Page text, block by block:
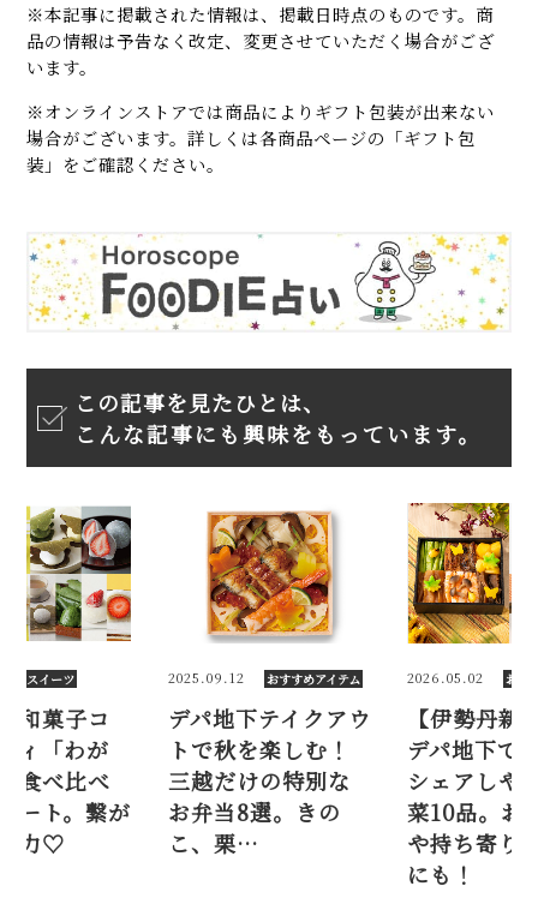
※本記事に掲載された情報は、掲載日時点のものです。商
品の情報は予告なく改定、変更させていただく場合がござ
います。
※オンラインストアでは商品によりギフト包装が出来ない
場合がございます。詳しくは各商品ページの「ギフト包
装」をご確認ください。
この記事を見たひとは、
こんな記事にも興味をもっています。
スイーツ
和菓子コ
ィ「わが
食べ比べ
ート。繋が
力♡
2025.09.12 おすすめアイテム
デパ地下テイクアウ
トで秋を楽しむ！
三越だけの特別な
お弁当8選。きの
こ、栗…
2026.05.02 おす
【伊勢丹新
デパ地下で
シェアしや
菜10品。お
や持ち寄り
にも！